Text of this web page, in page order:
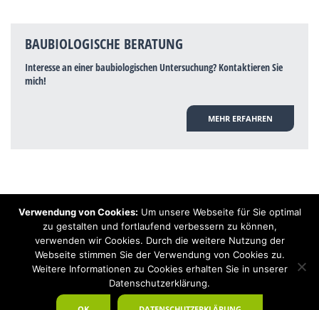
BAUBIOLOGISCHE BERATUNG
Interesse an einer baubiologischen Untersuchung? Kontaktieren Sie
mich!
MEHR ERFAHREN
Hinweis: Trotz zahlreicher Studien, die einen Zusammenhang zwischen
Elektrosmog und gesundheitlichen Problemen aufzeigen, ist es von der
praktischen Schulmedizin bisher wissenschaftlich nicht anerkannt, dass
Elektrosmog und Erdstrahlen gesundheitliche Auswirkungen haben können.
Ähnliches galt auch über Jahrzehnte für die Akkupunktur und die
Homöopathie. Sie suchen einen Baubiologen? Baubiologe Baldermnn - Ihr
Spezialist für gesunden Schlaf!
Verwendung von Cookies: Um unsere Webseite für Sie optimal
zu gestalten und fortlaufend verbessern zu können,
verwenden wir Cookies. Durch die weitere Nutzung der
Webseite stimmen Sie der Verwendung von Cookies zu.
Weitere Informationen zu Cookies erhalten Sie in unserer
Datenschutzerklärung.